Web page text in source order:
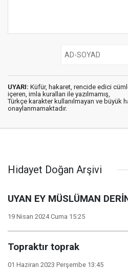
UYARI: Küfür, hakaret, rencide edici
içeren, imla kuralları ile yazılmamış,
Türkçe karakter kullanılmayan ve büyük
onaylanmamaktadır.
Hidayet Doğan Arşivi
UYAN EY MÜSLÜMAN
19 Nisan 2024 Cuma 15:25
Topraktır toprak
01 Haziran 2023 Perşembe 13:45